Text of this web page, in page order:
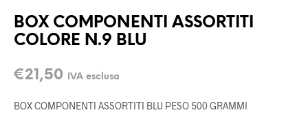
BOX COMPONENTI ASSORTITI
COLORE N.9 BLU
€21,50 IVA esclusa
BOX COMPONENTI ASSORTITI BLU PESO 500 GRAMMI